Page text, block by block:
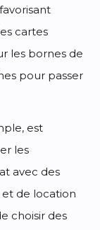
cartes
les bornes de
pour passer
est
les
avec des
de location
choisir des